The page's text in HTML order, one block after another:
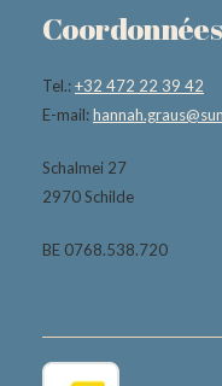
Tel.:+32 472 22 39 42
E-mail:
Schalmei 27
2970 Schilde
BE 0768.538.720